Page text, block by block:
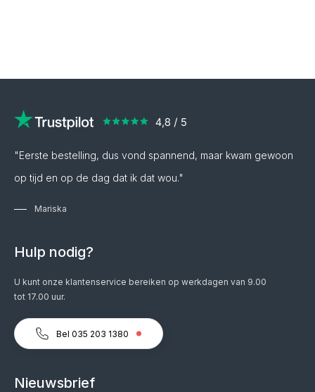
"Eerste bestelling, dus vond spannend, maar kwam gewoon
op tijd en op de dag dat ik dat wou."
Mariska
Hulp nodig?
U kunt onze klantenservice bereiken op werkdagen van 9.00
tot 17.00 uur.
Bel 035 203 1380
Nieuwsbrief